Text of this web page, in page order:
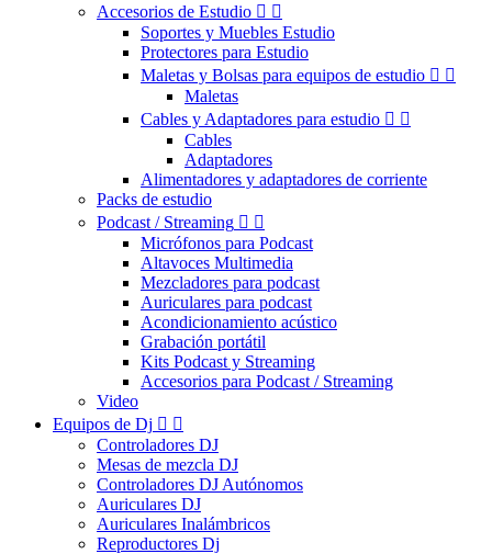
Accesorios de Estudio  
Soportes y Muebles Estudio
Protectores para Estudio
Maletas y Bolsas para equipos de estudio  
Maletas
Cables y Adaptadores para estudio  
Cables
Adaptadores
Alimentadores y adaptadores de corriente
Packs de estudio
Podcast / Streaming  
Micrófonos para Podcast
Altavoces Multimedia
Mezcladores para podcast
Auriculares para podcast
Acondicionamiento acústico
Grabación portátil
Kits Podcast y Streaming
Accesorios para Podcast / Streaming
Video
Equipos de Dj  
Controladores DJ
Mesas de mezcla DJ
Controladores DJ Autónomos
Auriculares DJ
Auriculares Inalámbricos
Reproductores Dj